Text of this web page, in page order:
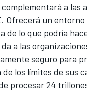
a las
Ofrecerá un
de lo que podría
a las
seguro para
de los límites de sus
procesar 24